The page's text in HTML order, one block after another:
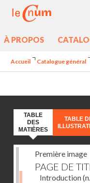
À PROPOS
Accueil Catalogue général
TABLE
DES
MATIÈRES
TABLE
Première image
PAGE DE
Introduction